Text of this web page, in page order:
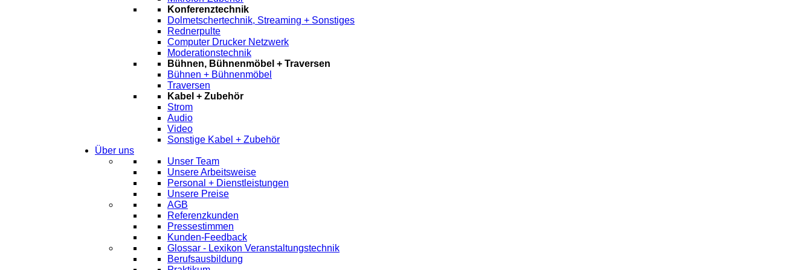
Konferenztechnik
Dolmetschertechnik, Streaming + Sonstiges
Rednerpulte
Computer Drucker Netzwerk
Moderationstechnik
Bühnen, Bühnenmöbel + Traversen
Bühnen + Bühnenmöbel
Traversen
Kabel + Zubehör
Strom
Audio
Video
Sonstige Kabel + Zubehör
Über uns
Unser Team
Unsere Arbeitsweise
Personal + Dienstleistungen
Unsere Preise
AGB
Referenzkunden
Pressestimmen
Kunden-Feedback
Glossar - Lexikon Veranstaltungstechnik
Berufsausbildung